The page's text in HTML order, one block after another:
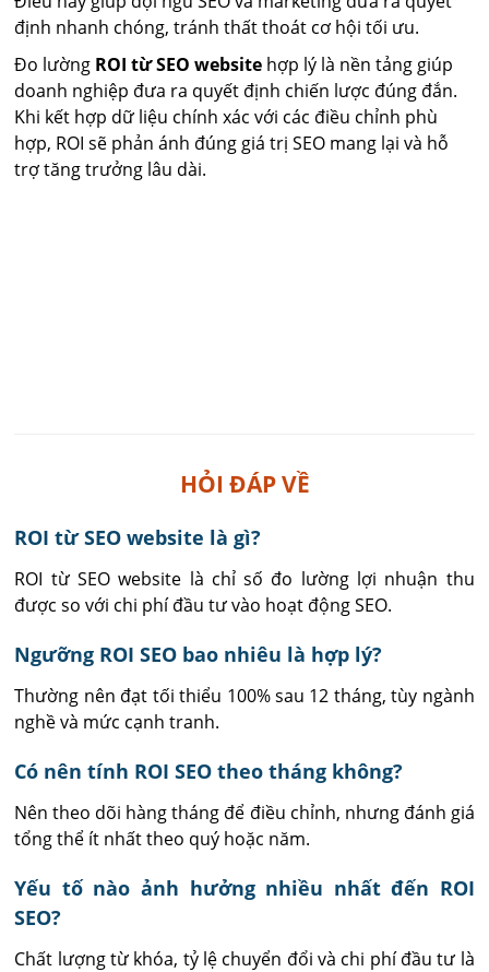
định nhanh chóng, tránh thất thoát cơ hội tối ưu.
Đo lường ROI từ SEO website hợp lý là nền tảng giúp
doanh nghiệp đưa ra quyết định chiến lược đúng đắn.
Khi kết hợp dữ liệu chính xác với các điều chỉnh phù
hợp, ROI sẽ phản ánh đúng giá trị SEO mang lại và hỗ
trợ tăng trưởng lâu dài.
HỎI ĐÁP VỀ
ROI từ SEO website là gì?
ROI từ SEO website là chỉ số đo lường lợi nhuận thu
được so với chi phí đầu tư vào hoạt động SEO.
Ngưỡng ROI SEO bao nhiêu là hợp lý?
Thường nên đạt tối thiểu 100% sau 12 tháng, tùy ngành
nghề và mức cạnh tranh.
Có nên tính ROI SEO theo tháng không?
Nên theo dõi hàng tháng để điều chỉnh, nhưng đánh giá
tổng thể ít nhất theo quý hoặc năm.
Yếu tố nào ảnh hưởng nhiều nhất đến ROI
SEO?
Chất lượng từ khóa, tỷ lệ chuyển đổi và chi phí đầu tư là